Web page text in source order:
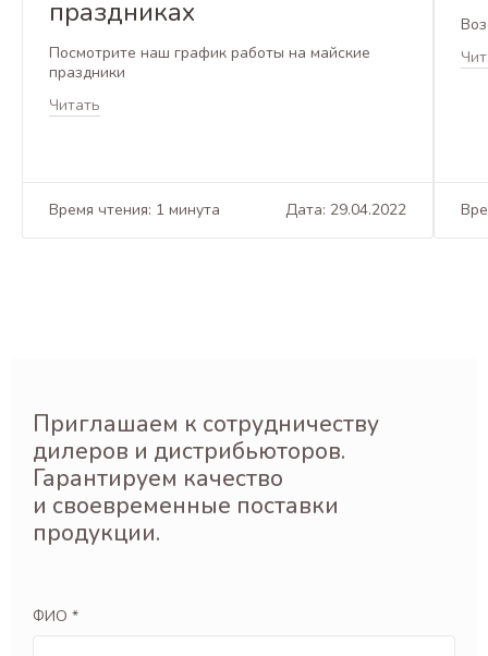
праздниках
Посмотрите наш график работы на майские
праздники
Читать
Время чтения: 1 минута Дата: 29.04.2022
Приглашаем к сотрудничеству
дилеров и дистрибьюторов.
Гарантируем качество
и своевременные поставки
продукции.
ФИО *